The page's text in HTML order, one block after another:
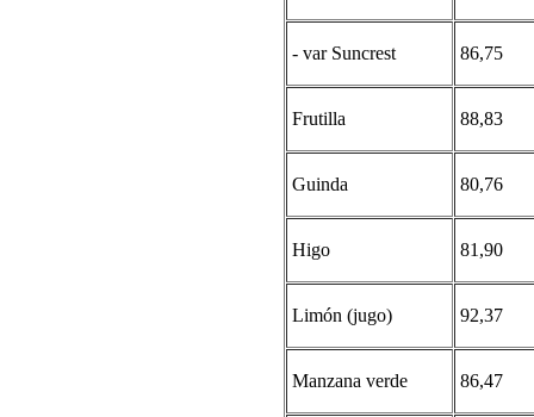
- var Suncrest 86,75
Frutilla 88,83
Guinda 80,76
Higo 81,90
Limón (jugo) 92,37
Manzana verde 86,47